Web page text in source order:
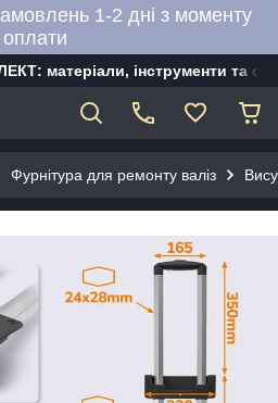
1-2 дні з моменту
оплати
матеріали, інструменти та
Фурнітура для ремонту валіз